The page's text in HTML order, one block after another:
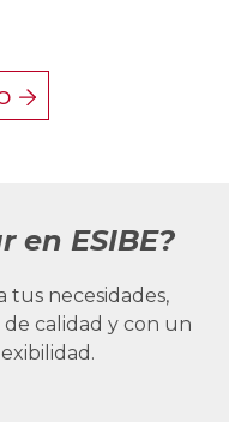
en ESIBE?
tus necesidades,
calidad y con un